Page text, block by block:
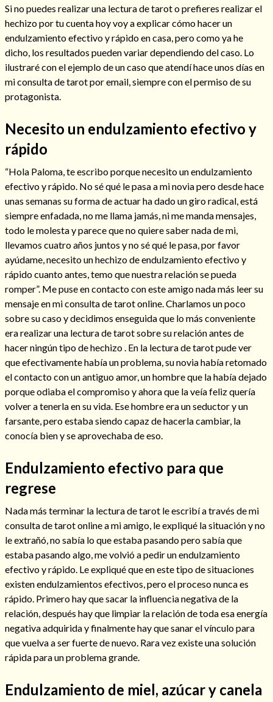
Endulzamiento
Consulta de tarot online
Hechizo de alejamiento
Tu consulta al tarot
Si no puedes realizar una lectura de tarot o prefieres realizar el
hechizo por tu cuenta hoy voy a explicar cómo hacer un
endulzamiento efectivo y rápido en casa, pero como ya he
dicho, los resultados pueden variar dependiendo del caso. Lo
ilustraré con el ejemplo de un caso que atendí hace unos días en
mi consulta de tarot por email, siempre con el permiso de su
protagonista.
Necesito un endulzamiento efectivo y
rápido
“Hola Paloma, te escribo porque necesito un endulzamiento
efectivo y rápido. No sé qué le pasa a mi novia pero desde hace
unas semanas su forma de actuar ha dado un giro radical, está
siempre enfadada, no me llama jamás, ni me manda mensajes,
todo le molesta y parece que no quiere saber nada de mi,
llevamos cuatro años juntos y no sé qué le pasa, por favor
ayúdame, necesito un hechizo de endulzamiento efectivo y
rápido cuanto antes, temo que nuestra relación se pueda
romper”. Me puse en contacto con este amigo nada más leer su
mensaje en mi consulta de tarot online. Charlamos un poco
sobre su caso y decidimos enseguida que lo más conveniente
era realizar una lectura de tarot sobre su relación antes de
hacer ningún tipo de hechizo . En la lectura de tarot pude ver
que efectivamente había un problema, su novia había retomado
el contacto con un antiguo amor, un hombre que la había dejado
porque odiaba el compromiso y ahora que la veía feliz quería
volver a tenerla en su vida. Ese hombre era un seductor y un
farsante, pero estaba siendo capaz de hacerla cambiar, la
conocía bien y se aprovechaba de eso.
Endulzamiento efectivo para que
regrese
Nada más terminar la lectura de tarot le escribí a través de mi
consulta de tarot online a mi amigo, le expliqué la situación y no
le extrañó, no sabía lo que estaba pasando pero sabía que
estaba pasando algo, me volvió a pedir un endulzamiento
efectivo y rápido. Le expliqué que en este tipo de situaciones
existen endulzamientos efectivos, pero el proceso nunca es
rápido. Primero hay que sacar la influencia negativa de la
relación, después hay que limpiar la relación de toda esa energía
negativa adquirida y finalmente hay que sanar el vínculo para
que vuelva a ser fuerte de nuevo. Rara vez existe una solución
rápida para un problema grande.
Endulzamiento de miel, azúcar y canela